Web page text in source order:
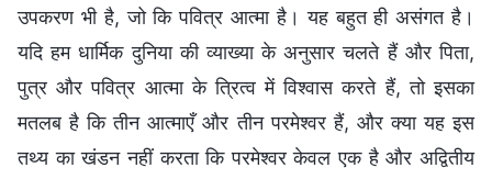
उपकरण भी है, जो कि पवित्र आत्मा है। यह बहुत ही असंगत है।
यदि हम धार्मिक दुनिया की व्याख्या के अनुसार चलते हैं और पिता,
पुत्र और पवित्र आत्मा के त्रित्व में विश्वास करते हैं, तो इसका
मतलब है कि तीन आत्माएँ और तीन परमेश्वर हैं, और क्या यह इस
तथ्य का खंडन नहीं करता कि परमेश्वर केवल एक है और अद्वितीय